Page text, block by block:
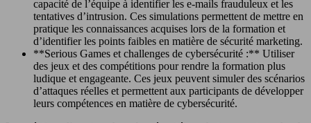
capacité de l’équipe à identifier les e-mails frauduleux et les
tentatives d’intrusion. Ces simulations permettent de mettre en
pratique les connaissances acquises lors de la formation et
d’identifier les points faibles en matière de sécurité marketing.
**Serious Games et challenges de cybersécurité :** Utiliser
des jeux et des compétitions pour rendre la formation plus
ludique et engageante. Ces jeux peuvent simuler des scénarios
d’attaques réelles et permettent aux participants de développer
leurs compétences en matière de cybersécurité.